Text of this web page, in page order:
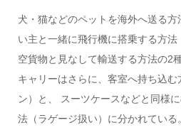
犬・猫などのペットを海外へ送る
い主と一緒に飛行機に搭乗する方
空貨物と見なして輸送する方法の2
キャリーはさらに、客室へ持ち込
ン）と、 スーツケースなどと同様
法（ラゲージ扱い）に分かれている。